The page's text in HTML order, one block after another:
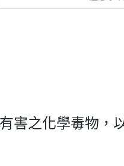
害之化學毒物，